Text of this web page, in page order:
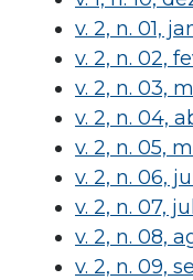
v. 2, n. 01,
v. 2, n. 02,
v. 2, n. 03,
v. 2, n. 04,
v. 2, n. 05,
v. 2, n. 06,
v. 2, n. 07,
v. 2, n. 08,
v. 2, n. 09,